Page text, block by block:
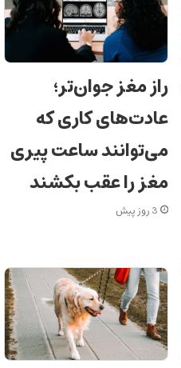
راز مغز جوان‌تر؛
عادت‌های کاری که
می‌توانند ساعت پیری
مغز را عقب بکشند
3 روز پیش